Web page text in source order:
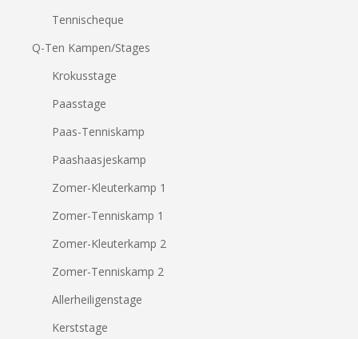
Tennischeque
Q-Ten Kampen/Stages
Krokusstage
Paasstage
Paas-Tenniskamp
Paashaasjeskamp
Zomer-Kleuterkamp 1
Zomer-Tenniskamp 1
Zomer-Kleuterkamp 2
Zomer-Tenniskamp 2
Allerheiligenstage
Kerststage